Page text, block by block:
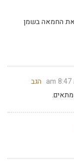
את החמאה בשמן
הגב